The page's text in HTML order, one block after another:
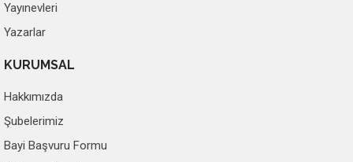
Yayınevleri
Yazarlar
KURUMSAL
Hakkımızda
Şubelerimiz
Bayi Başvuru Formu